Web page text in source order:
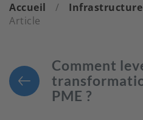
Accueil /
Article
Comment
PME ?